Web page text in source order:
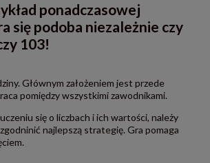
ponadczasowej
się podoba niezależnie czy
103!
Głównym założeniem jest przede
pomiędzy wszystkimi zawodnikami.
się o liczbach i ich wartości, należy
najlepszą strategię. Gra pomaga